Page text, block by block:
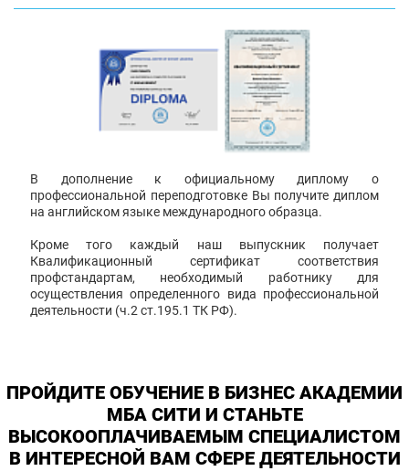
В дополнение к официальному диплому о
профессиональной переподготовке Вы получите диплом
на английском языке международного образца.
Кроме того каждый наш выпускник получает
Квалификационный сертификат соответствия
профстандартам, необходимый работнику для
осуществления определенного вида профессиональной
деятельности (ч.2 ст.195.1 ТК РФ).
ПРОЙДИТЕ ОБУЧЕНИЕ В БИЗНЕС АКАДЕМИИ
МБА СИТИ И СТАНЬТЕ
ВЫСОКООПЛАЧИВАЕМЫМ СПЕЦИАЛИСТОМ
В ИНТЕРЕСНОЙ ВАМ СФЕРЕ ДЕЯТЕЛЬНОСТИ